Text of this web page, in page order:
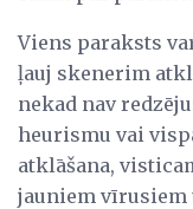
Viens paraksts
ļauj skenerim
nekad nav
heurismu vai
atklāšana,
jauniem vīrusiem